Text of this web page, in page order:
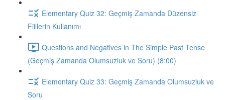
Elementary Quiz 32: Geçmiş Zamanda Düzensiz
Fiillerin Kullanımı
Questions and Negatives in The Simple Past Tense
(Geçmiş Zamanda Olumsuzluk ve Soru) (8:00)
Elementary Quiz 33: Geçmiş Zamanda Olumsuzluk ve
Soru